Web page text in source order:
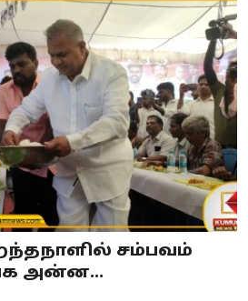
சம்பவம்
அன்ன...